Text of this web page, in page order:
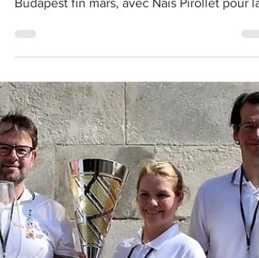
Budapest les 23 et 24
mars (VIDEO)
Le Bocuse d'or Europe, partie du concours
la gastronomie mondiale, se tiendra à
Budapest fin mars, avec Naïs Pirollet pour la
France